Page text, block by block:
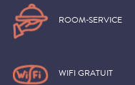
ROOM-SERVICE
WIFI GRATUIT